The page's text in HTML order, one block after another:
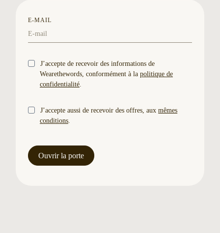
E-MAIL
J’accepte de recevoir des informations de
Wearethewords, conformément à la politique de
confidentialité.
J’accepte aussi de recevoir des offres, auxmêmes
conditions.
Ouvrir la porte